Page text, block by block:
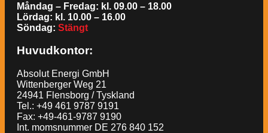
Måndag – Fredag: kl. 09.00 – 18.00
Lördag: kl. 10.00 – 16.00
Söndag: Stängt
Huvudkontor:
Absolut Energi GmbH
Wittenberger Weg 21
24941 Flensborg / Tyskland
Tel.: +49 461 9787 9191
Fax: +49-461-9787 9190
Int. momsnummer DE 276 840 152